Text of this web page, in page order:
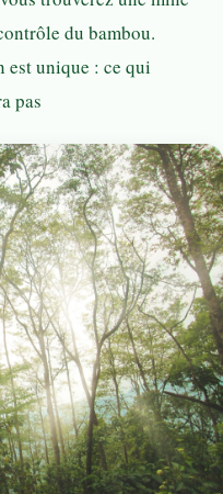
du bambou.
est unique : ce qui
pas